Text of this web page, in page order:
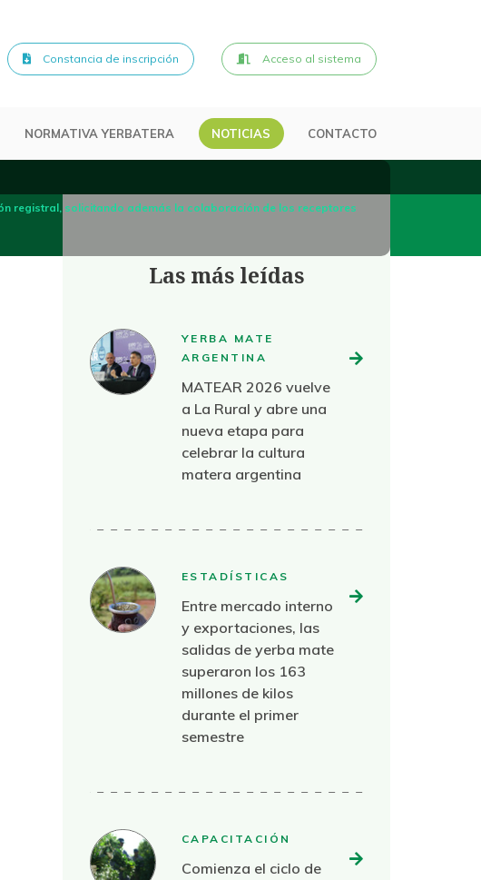
Constancia de inscripción Acceso al sistema
NORMATIVA YERBATERA NOTICIAS CONTACTO
registral, solicitando además la colaboración de los receptores
Las más leídas
YERBA MATE
ARGENTINA
MATEAR 2026 vuelve
a La Rural y abre una
nueva etapa para
celebrar la cultura
matera argentina
ESTADÍSTICAS
Entre mercado interno
y exportaciones, las
salidas de yerba mate
superaron los 163
millones de kilos
durante el primer
semestre
CAPACITACIÓN
Comienza el ciclo de